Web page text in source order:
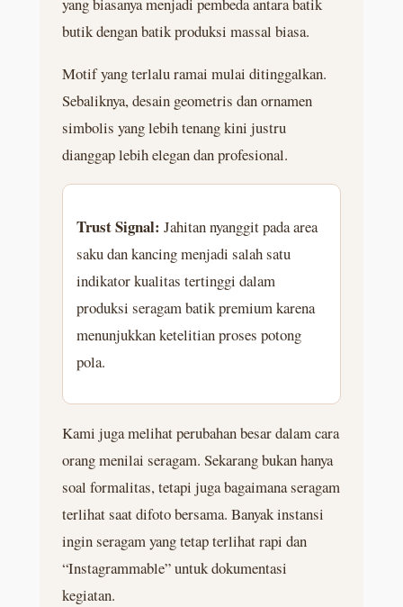
yang biasanya menjadi pembeda antara batik
butik dengan batik produksi massal biasa.
Motif yang terlalu ramai mulai ditinggalkan.
Sebaliknya, desain geometris dan ornamen
simbolis yang lebih tenang kini justru
dianggap lebih elegan dan profesional.
Trust Signal: Jahitan nyanggit pada area
saku dan kancing menjadi salah satu
indikator kualitas tertinggi dalam
produksi seragam batik premium karena
menunjukkan ketelitian proses potong
pola.
Kami juga melihat perubahan besar dalam cara
orang menilai seragam. Sekarang bukan hanya
soal formalitas, tetapi juga bagaimana seragam
terlihat saat difoto bersama. Banyak instansi
ingin seragam yang tetap terlihat rapi dan
“Instagrammable” untuk dokumentasi
kegiatan.